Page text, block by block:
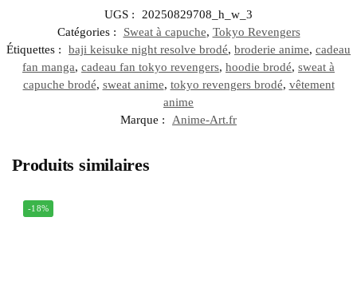
UGS :
20250829708_h_w_3
Catégories :
Sweat à capuche, Tokyo Revengers
Étiquettes :
baji keisuke night resolve brodé, broderie anime, cadeau
fan manga, cadeau fan tokyo revengers, hoodie brodé, sweat à
capuche brodé, sweat anime, tokyo revengers brodé, vêtement
anime
Marque :
Anime-Art.fr
Produits similaires
-18%